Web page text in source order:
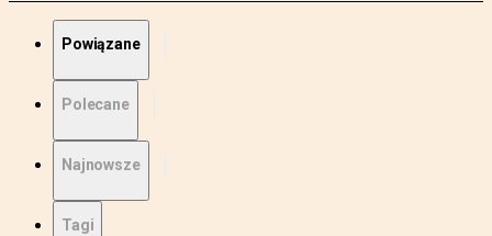
Powiązane
Polecane
Najnowsze
Tagi